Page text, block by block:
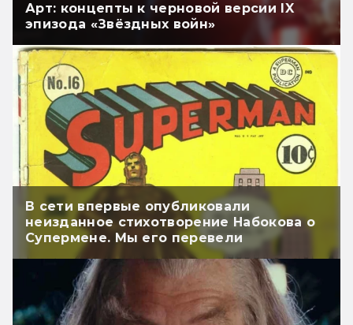
Арт: концепты к черновой версии IX
эпизода «Звёздных войн»
В сети впервые опубликовали
неизданное стихотворение Набокова о
Супермене. Мы его перевели